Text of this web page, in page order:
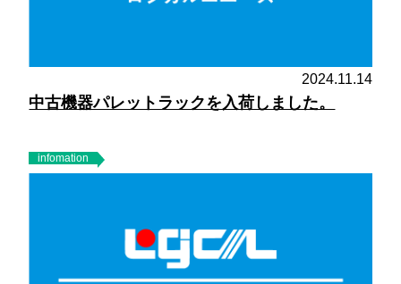
2024.11.14
中古機器パレットラックを入荷しました。
infomation